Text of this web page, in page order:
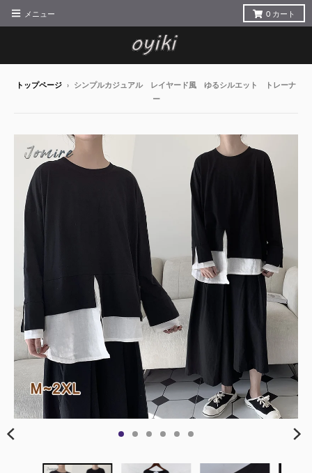
メニュー 0 カート
トップページ ›
シンプルカジュアル レイヤード風 ゆるシルエット トレーナ
ー